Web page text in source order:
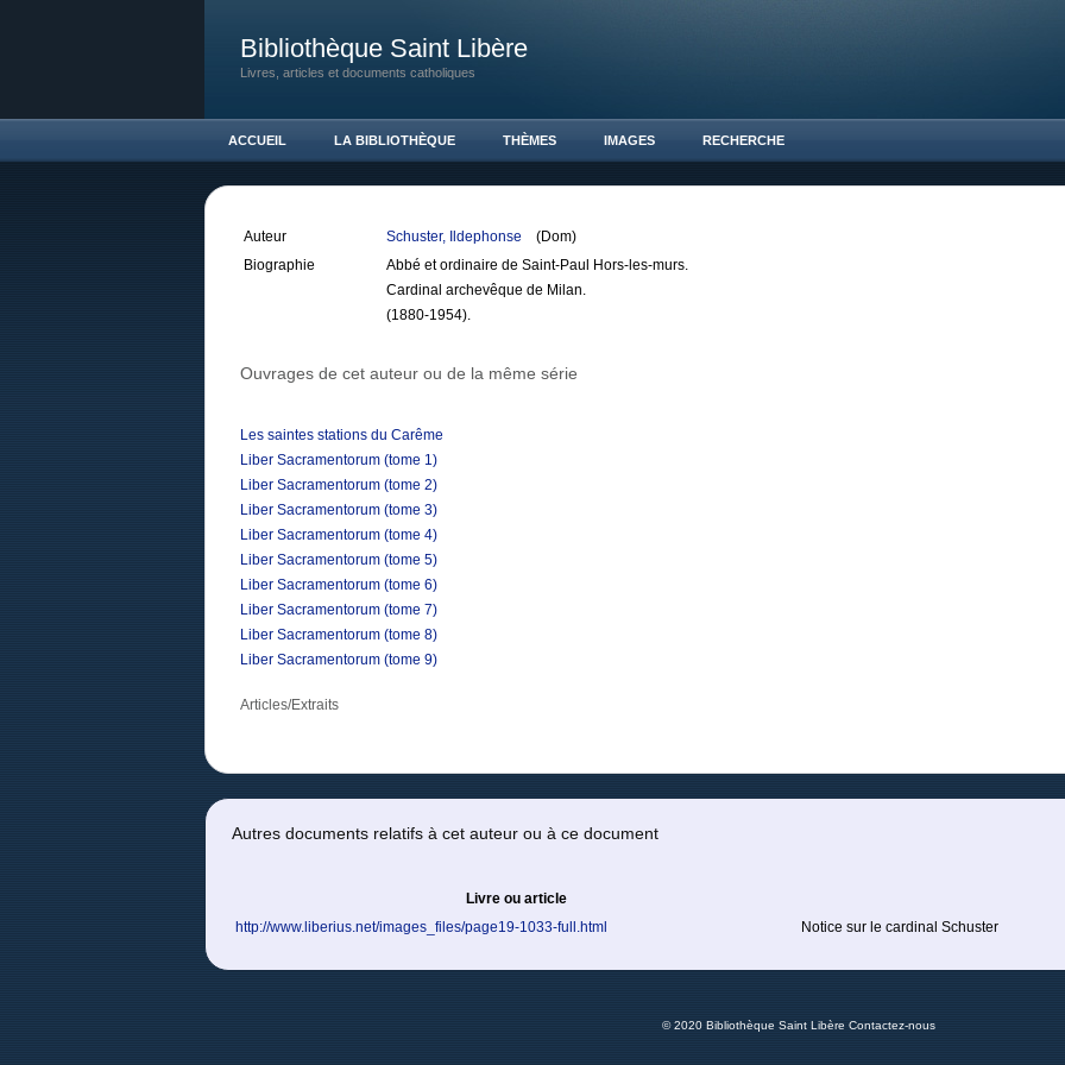
Bibliothèque Saint Libère
Livres, articles et documents catholiques
ACCUEIL LA BIBLIOTHÈQUE THÈMES IMAGES RECHERCHE
Auteur Schuster, Ildephonse
(Dom)
Biographie
Abbé et ordinaire de Saint-Paul Hors-les-murs.
Cardinal archevêque de Milan.
(1880-1954).
Ouvrages de cet auteur ou de la même série
Les saintes stations du Carême
Liber Sacramentorum (tome 1)
Liber Sacramentorum (tome 2)
Liber Sacramentorum (tome 3)
Liber Sacramentorum (tome 4)
Liber Sacramentorum (tome 5)
Liber Sacramentorum (tome 6)
Liber Sacramentorum (tome 7)
Liber Sacramentorum (tome 8)
Liber Sacramentorum (tome 9)
Articles/Extraits
Autres documents relatifs à cet auteur ou à ce document
Livre ou article
http://www.liberius.net/images_files/page19-1033-full.html
Notice sur le cardinal Schuster
© 2020 Bibliothèque Saint Libère Contactez-nous